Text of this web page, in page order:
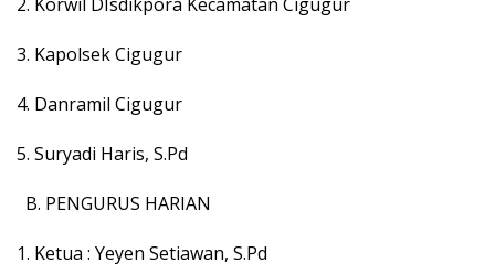
3. Kapolsek Cigugur
4. Danramil Cigugur
5. Suryadi Haris, S.Pd
B. PENGURUS HARIAN
1. Ketua : Yeyen Setiawan, S.Pd